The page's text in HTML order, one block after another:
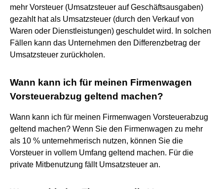
mehr Vorsteuer (Umsatzsteuer auf Geschäftsausgaben)
gezahlt hat als Umsatzsteuer (durch den Verkauf von
Waren oder Dienstleistungen) geschuldet wird. In solchen
Fällen kann das Unternehmen den Differenzbetrag der
Umsatzsteuer zurückholen.
Wann kann ich für meinen Firmenwagen
Vorsteuerabzug geltend machen?
Wann kann ich für meinen Firmenwagen Vorsteuerabzug
geltend machen? Wenn Sie den Firmenwagen zu mehr
als 10 % unternehmerisch nutzen, können Sie die
Vorsteuer in vollem Umfang geltend machen. Für die
private Mitbenutzung fällt Umsatzsteuer an.